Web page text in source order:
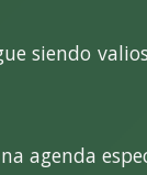
siendo
agenda